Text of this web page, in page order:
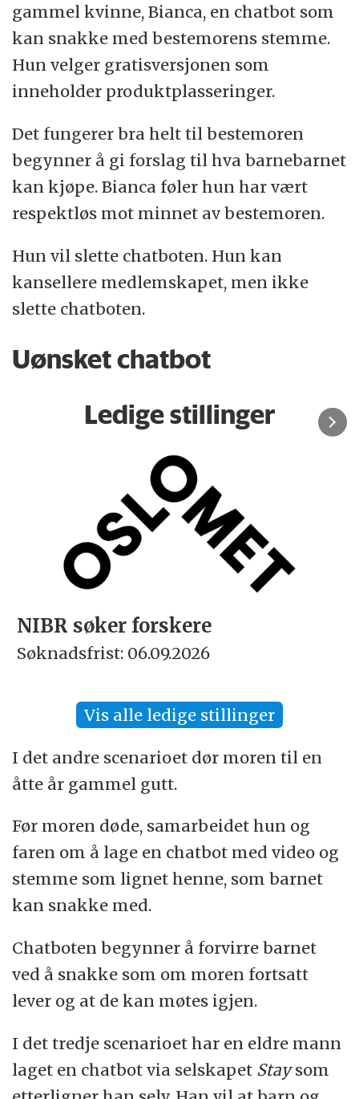
gammel kvinne, Bianca, en chatbot som
kan snakke med bestemorens stemme.
Hun velger gratisversjonen som
inneholder produktplasseringer.
Det fungerer bra helt til bestemoren
begynner å gi forslag til hva barnebarnet
kan kjøpe. Bianca føler hun har vært
respektløs mot minnet av bestemoren.
Hun vil slette chatboten. Hun kan
kansellere medlemskapet, men ikke
slette chatboten.
Uønsket chatbot
Ledige stillinger
Rektor
Søknadsfrist: 15.09.2026
Vis alle ledige stillinger
I det andre scenarioet dør moren til en
åtte år gammel gutt.
Før moren døde, samarbeidet hun og
faren om å lage en chatbot med video og
stemme som lignet henne, som barnet
kan snakke med.
Chatboten begynner å forvirre barnet
ved å snakke som om moren fortsatt
lever og at de kan møtes igjen.
I det tredje scenarioet har en eldre mann
laget en chatbot via selskapet Staysom